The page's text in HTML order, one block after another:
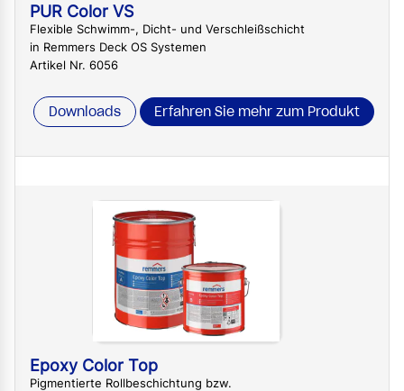
PUR Color VS
Flexible Schwimm-, Dicht- und Verschleißschicht
in Remmers Deck OS Systemen
Artikel Nr. 6056
Downloads Erfahren Sie mehr zum Produkt
Epoxy Color Top
Pigmentierte Rollbeschichtung bzw.